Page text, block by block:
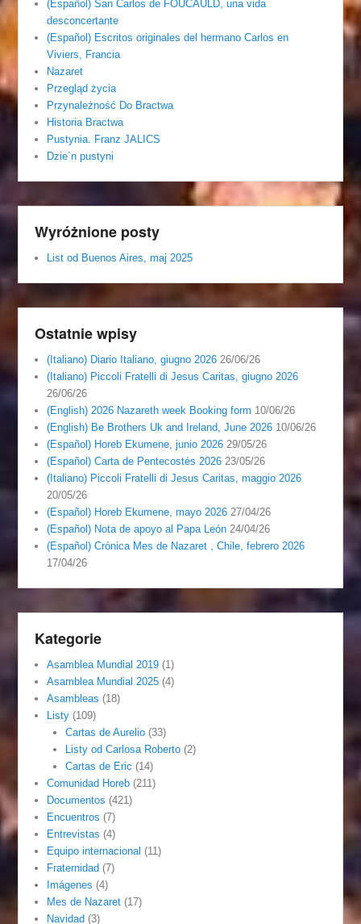
(Español) San Carlos de FOUCAULD, una vida
desconcertante
(Español) Escritos originales del hermano Carlos en
Viviers, Francia
Nazaret
Przegląd życia
Przynależność Do Bractwa
Historia Bractwa
Pustynia. Franz JALICS
Dzie´n pustyni
Wyróżnione posty
List od Buenos Aires, maj 2025
Ostatnie wpisy
(Italiano) Diario Italiano, giugno 2026 26/06/26
(Italiano) Piccoli Fratelli di Jesus Caritas, giugno 2026
26/06/26
(English) 2026 Nazareth week Booking form 10/06/26
(English) Be Brothers Uk and Ireland, June 2026 10/06/26
(Español) Horeb Ekumene, junio 2026 29/05/26
(Español) Carta de Pentecostés 2026 23/05/26
(Italiano) Piccoli Fratelli di Jesus Caritas, maggio 2026
20/05/26
(Español) Horeb Ekumene, mayo 2026 27/04/26
(Español) Nota de apoyo al Papa León 24/04/26
(Español) Crónica Mes de Nazaret , Chile, febrero 2026
17/04/26
Kategorie
Asamblea Mundial 2019 (1)
Asamblea Mundial 2025 (4)
Asambleas (18)
Listy (109)
Cartas de Aurelio(33)
Listy od Carlosa Roberto(2)
Cartas de Eric (14)
Comunidad Horeb (211)
Documentos (421)
Encuentros (7)
Entrevistas (4)
Equipo internacional (11)
Fraternidad (7)
Imágenes (4)
Mes de Nazaret (17)
Navidad (3)